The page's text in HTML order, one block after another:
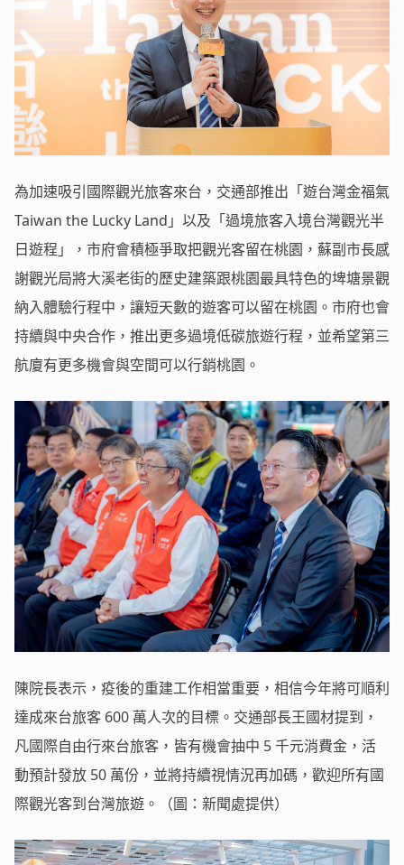
為加速吸引國際觀光旅客來台，交通部推出「遊台灣金福氣
Taiwan the Lucky Land」以及「過境旅客入境台灣觀光半
日遊程」，市府會積極爭取把觀光客留在桃園，蘇副市長感
謝觀光局將大溪老街的歷史建築跟桃園最具特色的埤塘景觀
納入體驗行程中，讓短天數的遊客可以留在桃園。市府也會
持續與中央合作，推出更多過境低碳旅遊行程，並希望第三
航廈有更多機會與空間可以行銷桃園。
陳院長表示，疫後的重建工作相當重要，相信今年將可順利
達成來台旅客 600 萬人次的目標。交通部長王國材提到，
凡國際自由行來台旅客，皆有機會抽中 5 千元消費金，活
動預計發放 50 萬份，並將持續視情況再加碼，歡迎所有國
際觀光客到台灣旅遊。（圖：新聞處提供）